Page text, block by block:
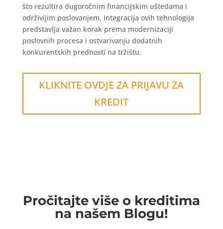
što rezultira dugoročnim financijskim uštedama i
održivijim poslovanjem. Integracija ovih tehnologija
predstavlja važan korak prema modernizaciji
poslovnih procesa i ostvarivanju dodatnih
konkurentskih prednosti na tržištu.
KLIKNITE OVDJE ZA PRIJAVU ZA
KREDIT
Pročitajte više o kreditima
na našem Blogu!